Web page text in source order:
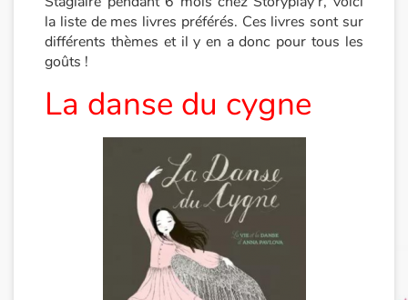
Princesses et princes, rois, reines et dragons
Ogres, monstres et sorcières
Héroïnes et héros
Écologie, nature, saisons
Voyage, épopée, enquête, aventure
la liste de mes livres préférés. Ces livres sont sur
différents thèmes et il y en a donc pour tous les
goûts !
La danse du cygne